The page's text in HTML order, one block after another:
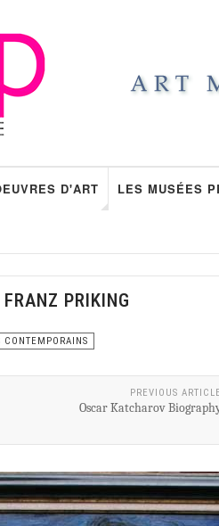
D'ART LES MUSÉES
PRIKING
CONTEMPORAINS
PREVIOUS ARTICLE
Oscar Katcharov